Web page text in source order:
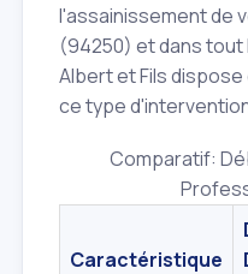
l'assainissement de
(94250) et dans tout
Albert et Fils
ce type
Comparatif:
Caractéristique